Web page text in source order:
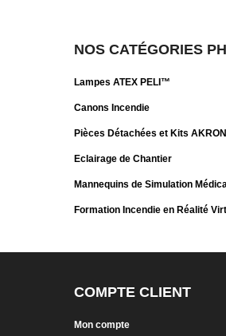
NOS CATÉGORIES
Lampes ATEX PELI™
Canons Incendie
Pièces Détachées et Kits
Eclairage de Chantier
Mannequins de Simulation
Formation Incendie en Réalité
COMPTE CLIENT
Mon compte